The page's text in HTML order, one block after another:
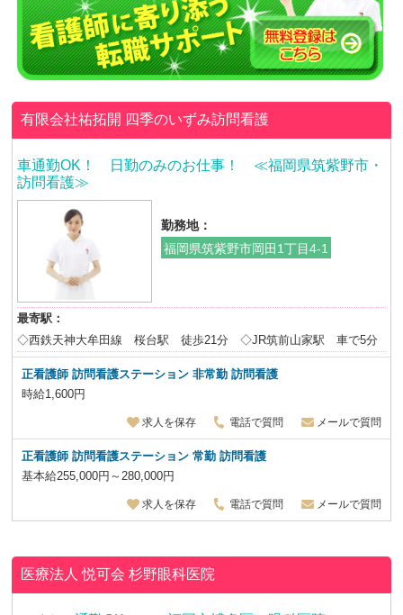
有限会社祐拓開 四季のいずみ訪問看護
車通勤OK！ 日勤のみのお仕事！ ≪福岡県筑紫野市・
訪問看護≫
勤務地：
福岡県筑紫野市岡田1丁目4-1
最寄駅：
◇西鉄天神大牟田線 桜台駅 徒歩21分 ◇JR筑前山家駅 車で5分
正看護師 訪問看護ステーション 非常勤 訪問看護
時給1,600円
求人を保存 電話で質問 メールで質問
正看護師 訪問看護ステーション 常勤 訪問看護
基本給255,000円～280,000円
求人を保存 電話で質問 メールで質問
医療法人 悦可会杉野眼科医院